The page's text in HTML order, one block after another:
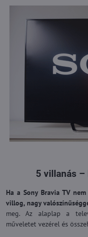
5 villanás –
Ha a Sony Bravia TV
villog, nagy
meg. Az alaplap a
műveletet vezérel és